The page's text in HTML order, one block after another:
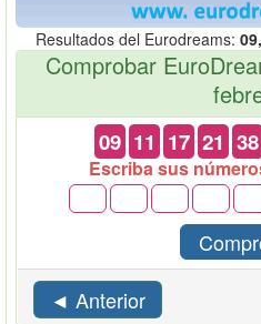
Resultados del Eurodreams:
Comprobar
09 11 17 21 38
Escriba sus
◄ Anterior